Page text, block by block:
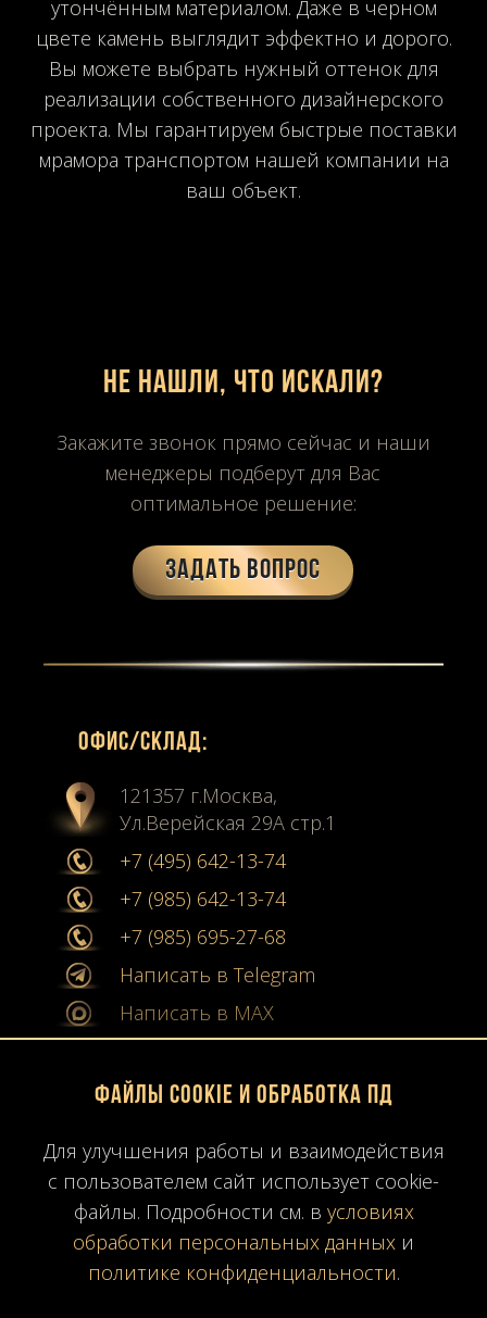
утончённым материалом. Даже в черном
цвете камень выглядит эффектно и дорого.
Вы можете выбрать нужный оттенок для
реализации собственного дизайнерского
проекта. Мы гарантируем быстрые поставки
мрамора транспортом нашей компании на
ваш объект.
Не нашли, что искали?
Закажите звонок прямо сейчас и наши
менеджеры подберут для Вас
оптимальное решение:
Задать вопрос
Офиc/склад:
121357 г.Москва,
Ул.Верейская 29А стр.1
+7 (495) 642-13-74
+7 (985) 642-13-74
+7 (985) 695-27-68
Написать в Telegram
Написать в MAX
Мы в социальных сетях:
Instagram
Youtube
Карта сайта
Файлы Cookie и обработка ПД
Для улучшения работы и взаимодействия
с пользователем сайт использует cookie-
файлы. Подробности см. в условиях
обработки персональных данных и
политике конфиденциальности.